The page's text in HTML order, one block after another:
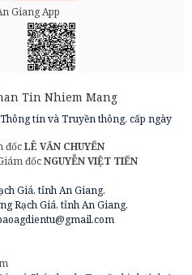
Giang App
tin và Truyền thông, cấp ngày
đốcLÊ VĂN CHUYỂN
đốcNGUYỄN VIỆT TIẾN
Giá, tỉnh An Giang.
Rạch Giá, tỉnh An Giang.